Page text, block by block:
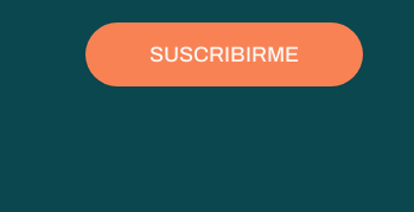
SUSCRIBIRME